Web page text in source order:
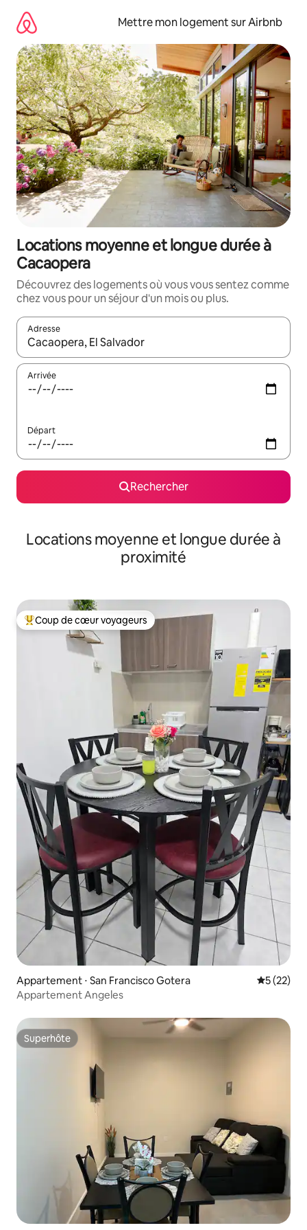
directement
contenu
Mettre mon logement sur Airbnb
Locations moyenne et longue durée à
Cacaopera
Découvrez des logements où vous vous sentez comme
chez vous pour un séjour d'un mois ou plus.
Adresse
Lorsque les résultats s'affichent, utilisez les flèches vers le
Arrivée
Départ
Rechercher
Locations moyenne et longue durée à
proximité
Coups de cœur voyageurs les plus appréciés
Coup de cœur voyageurs
Appartement ⋅ San Francisco Gotera
5 (22)
Appartement Angeles
Superhôte
Superhôte